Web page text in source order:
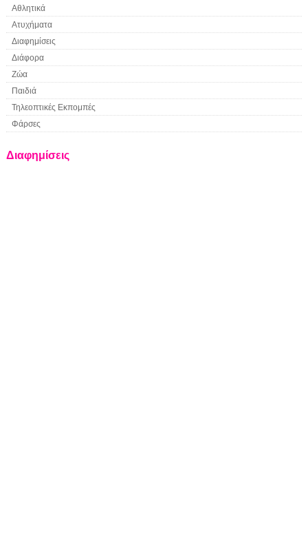
Αθλητικά
Ατυχήματα
Διαφημίσεις
Διάφορα
Ζώα
Παιδιά
Τηλεοπτικές Εκπομπές
Φάρσες
Διαφημίσεις